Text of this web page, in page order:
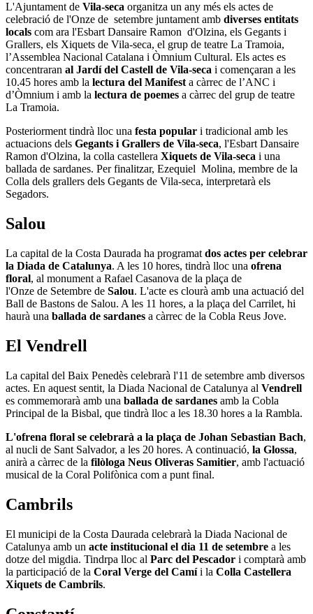
L'Ajuntament de Vila-seca organitza un any més els actes de
celebració de l'Onze de setembre juntament amb diverses entitats
locals com ara l'Esbart Dansaire Ramon d'Olzina, els Gegants i
Grallers, els Xiquets de Vila-seca, el grup de teatre La Tramoia,
l’Assemblea Nacional Catalana i Òmnium Cultural. Els actes es
concentraran al Jardí del Castell de Vila-seca i començaran a les
10.45 hores amb la lectura del Manifest a càrrec de l’ANC i
d’Òmnium i amb la lectura de poemes a càrrec del grup de teatre
La Tramoia.
Posteriorment tindrà lloc una festa popular i tradicional amb les
actuacions dels Gegants i Grallers de Vila-seca, l'Esbart Dansaire
Ramon d'Olzina, la colla castellera Xiquets de Vila-seca i una
ballada de sardanes. Per finalitzar, Ezequiel Molina, membre de la
Colla dels grallers dels Gegants de Vila-seca, interpretarà els
Segadors.
Salou
La capital de la Costa Daurada ha programat dos actes per celebrar
la Diada de Catalunya. A les 10 hores, tindrà lloc una ofrena
floral, al monument a Rafael Casanova de la plaça de
l'Onze de Setembre de Salou. L'acte es clourà amb una actuació del
Ball de Bastons de Salou. A les 11 hores, a la plaça del Carrilet, hi
haurà una ballada de sardanes a càrrec de la Cobla Reus Jove.
El Vendrell
La capital del Baix Penedès celebrarà l'11 de setembre amb diversos
actes. En aquest sentit, la Diada Nacional de Catalunya al Vendrell
es commemorarà amb una ballada de sardanes amb la Cobla
Principal de la Bisbal, que tindrà lloc a les 18.30 hores a la Rambla.
L'ofrena floral se celebrarà a la plaça de Johan Sebastian Bach,
al nucli de Sant Salvador, a les 20 hores. A continuació, la Glossa,
anirà a càrrec de la filòloga Neus Oliveras Samitier, amb l'actuació
musical de la Coral Polifònica com a punt final.
Cambrils
El municipi de la Costa Daurada celebrarà la Diada Nacional de
Catalunya amb un acte institucional el dia 11 de setembre a les
dotze del migdia. Tindrpa lloc al Parc del Pescador i comptarà amb
la participació de la Coral Verge del Camíi la Colla Castellera
Xiquets de Cambrils.